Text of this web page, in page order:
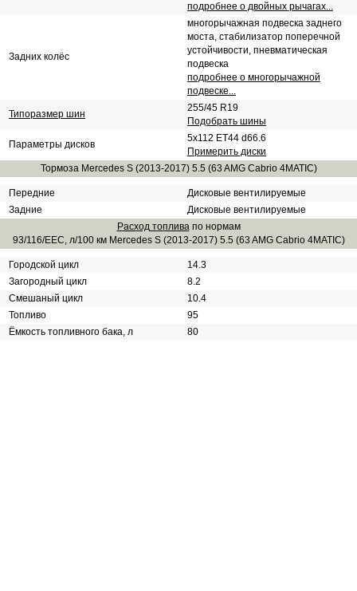
подробнее о двойных рычагах...
Задних колёс
многорычажная подвеска заднего
моста, стабилизатор поперечной
устойчивости, пневматическая
подвеска
подробнее о многорычажной
подвеске...
Типоразмер шин
255/45 R19
Подобрать шины
Параметры дисков
5x112 ET44 d66.6
Примерить диски
Тормоза Mercedes S (2013-2017) 5.5 (63 AMG Cabrio 4MATIC)
Передние
Дисковые вентилируемые
Задние
Дисковые вентилируемые
Расход топливапо нормам
93/116/EEC, л/100 км Mercedes S (2013-2017) 5.5 (63 AMG Cabrio 4MATIC)
Городской цикл
14.3
Загородный цикл
8.2
Смешаный цикл
10.4
Топливо
95
Ёмкость топливного бака, л
80